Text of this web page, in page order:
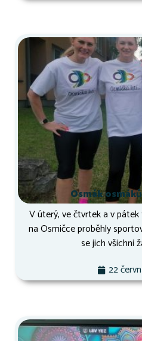
Osmák
V úterý, ve čtvrtek a v pátek
na Osmičce proběhly
se jich všichni
22